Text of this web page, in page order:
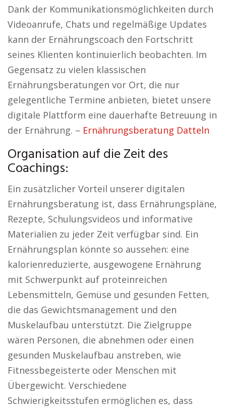
Dank der Kommunikationsmöglichkeiten durch
Videoanrufe, Chats und regelmäßige Updates
kann der Ernährungscoach den Fortschritt
seines Klienten kontinuierlich beobachten. Im
Gegensatz zu vielen klassischen
Ernährungsberatungen vor Ort, die nur
gelegentliche Termine anbieten, bietet unsere
digitale Plattform eine dauerhafte Betreuung in
der Ernährung. – Ernährungsberatung Datteln
Organisation auf die Zeit des
Coachings:
Ein zusätzlicher Vorteil unserer digitalen
Ernährungsberatung ist, dass Ernährungspläne,
Rezepte, Schulungsvideos und informative
Materialien zu jeder Zeit verfügbar sind. Ein
Ernährungsplan könnte so aussehen: eine
kalorienreduzierte, ausgewogene Ernährung
mit Schwerpunkt auf proteinreichen
Lebensmitteln, Gemüse und gesunden Fetten,
die das Gewichtsmanagement und den
Muskelaufbau unterstützt. Die Zielgruppe
wären Personen, die abnehmen oder einen
gesunden Muskelaufbau anstreben, wie
Fitnessbegeisterte oder Menschen mit
Übergewicht. Verschiedene
Schwierigkeitsstufen ermöglichen es, dass